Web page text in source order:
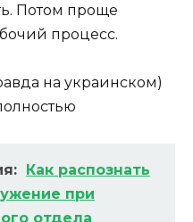
Потом проще
процесс.
на украинском)
Как распознать
при
отдела